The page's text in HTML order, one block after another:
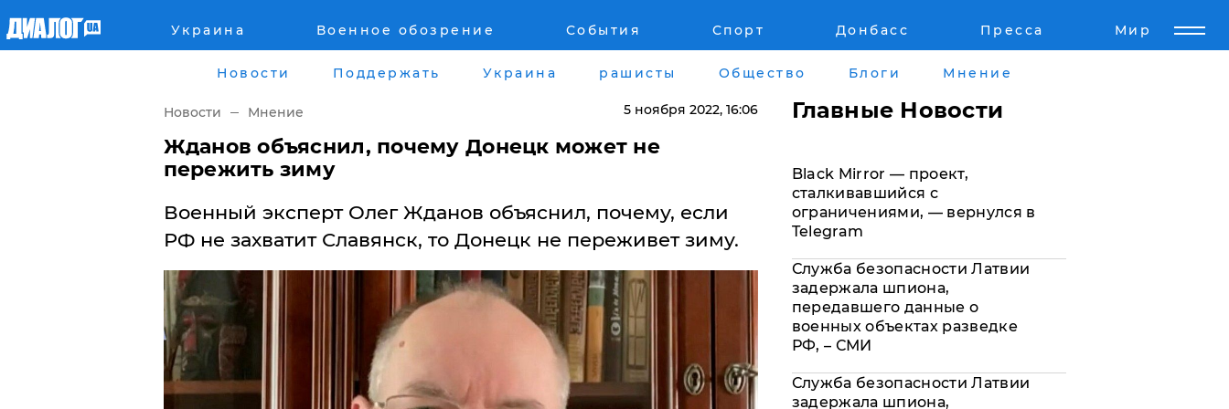
Украина Военное обозрение События Спорт Донбасс Пресса Мир
Военное обозрение
Наука и Техника
Города
Луганск
Киев
Харьков
Днепр
Одесса
Война на Донбассе и в Крыму
"ЛНР"
Новости Крыма
Донбасс
Армия Украины
Лайф стайл
Стиль Диалога
Культура
Общество
Пресс-релизы
Новости Поддержать Украина рашисты Общество Блоги Мнение
Новости Мнение 5 ноября 2022, 16:06
Жданов объяснил, почему Донецк может не
пережить зиму
Военный эксперт Олег Жданов объяснил, почему, если
РФ не захватит Славянск, то Донецк не переживет зиму.
Главные Новости
Black Mirror — проект,
сталкивавшийся с
ограничениями, — вернулся в
Telegram
Служба безопасности Латвии
задержала шпиона,
передавшего данные о
военных объектах разведке
РФ, – СМИ
Служба безопасности Латвии
задержала шпиона,